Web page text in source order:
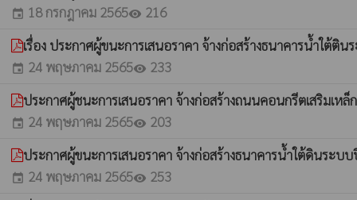
event 18 กรกฎาคม 2565visibility 216
เรื่อง ประกาศผู้ขนะการเสนอราคา จ้างก่อสร้างธนาคารน้ำใต้
event 24 พฤษภาคม 2565visibility 233
ประกาศผู้ชนะการเสนอราคา จ้างก่อสร้างถนนคอนกรีตเสริมเ
event 24 พฤษภาคม 2565visibility 203
ประกาศผู้ขนะการเสนอราคา จ้างก่อสร้างธนาคารน้ำใต้ดินระ
event 24 พฤษภาคม 2565visibility 253